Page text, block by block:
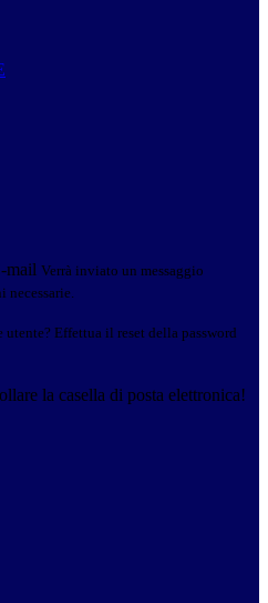
mail Verrà inviato un messaggio
Effettua il reset della password
la casella di posta elettronica!